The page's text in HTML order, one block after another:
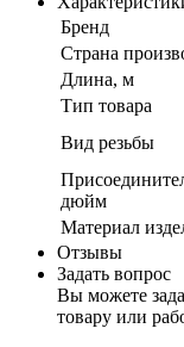
Бренд
Страна
Длина, м
Тип товара
Вид резьбы
дюйм
Материал
Отзывы
Задать вопрос
Вы можете
товару или